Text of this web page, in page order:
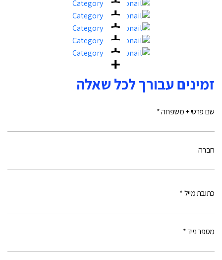
זמינים עבורך לכל שאלה
שם פרטי + משפחה *
חברה
כתובת מייל *
מספר נייד *